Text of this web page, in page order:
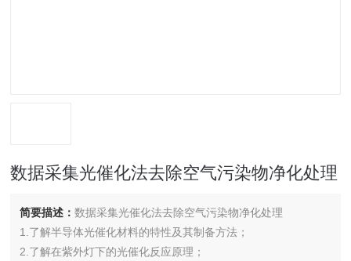
数据采集光催化法去除空气污染物净化处理
简要描述：数据采集光催化法去除空气污染物净化处理
1.了解半导体光催化材料的特性及其制备方法；
2.了解在紫外灯下的光催化反应原理；